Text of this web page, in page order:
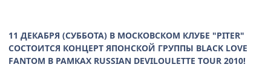
11 ДЕКАБРЯ (СУББОТА) В МОСКОВСКОМ КЛУБЕ "PITER"
СОСТОИТСЯ КОНЦЕРТ ЯПОНСКОЙ ГРУППЫ BLACK LOVE
FANTOM В РАМКАХ RUSSIAN DEVILOULETTE TOUR 2010!